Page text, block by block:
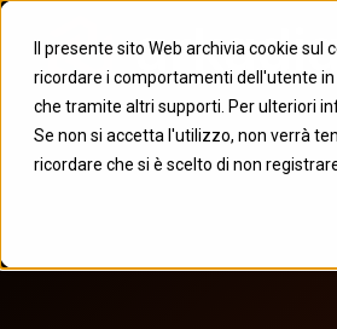
Il presente sito Web archivia cookie
ricordare i comportamenti dell'utente
che tramite altri supporti. Per ulteriori
Se non si accetta l'utilizzo, non verrà
ricordare che si è scelto di non